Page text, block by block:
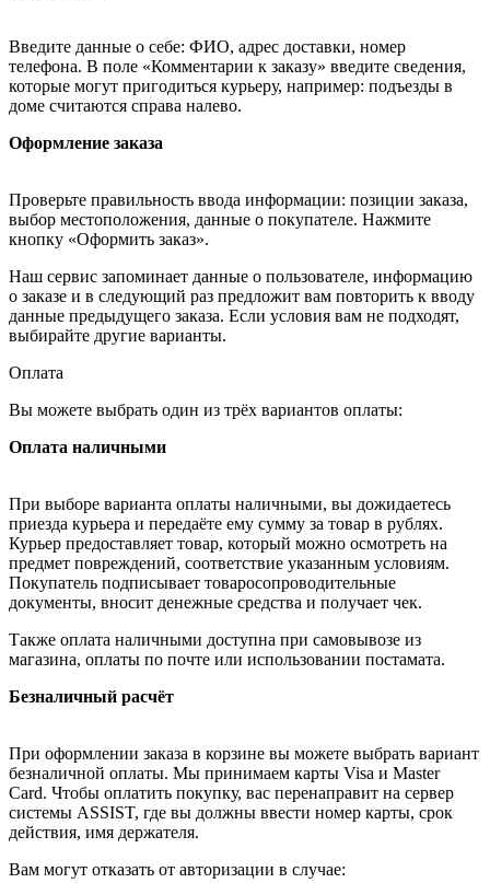
Введите данные о себе: ФИО, адрес доставки, номер
телефона. В поле «Комментарии к заказу» введите сведения,
которые могут пригодиться курьеру, например: подъезды в
доме считаются справа налево.
Оформление заказа
Проверьте правильность ввода информации: позиции заказа,
выбор местоположения, данные о покупателе. Нажмите
кнопку «Оформить заказ».
Наш сервис запоминает данные о пользователе, информацию
о заказе и в следующий раз предложит вам повторить к вводу
данные предыдущего заказа. Если условия вам не подходят,
выбирайте другие варианты.
Оплата
Вы можете выбрать один из трёх вариантов оплаты:
Оплата наличными
При выборе варианта оплаты наличными, вы дожидаетесь
приезда курьера и передаёте ему сумму за товар в рублях.
Курьер предоставляет товар, который можно осмотреть на
предмет повреждений, соответствие указанным условиям.
Покупатель подписывает товаросопроводительные
документы, вносит денежные средства и получает чек.
Также оплата наличными доступна при самовывозе из
магазина, оплаты по почте или использовании постамата.
Безналичный расчёт
При оформлении заказа в корзине вы можете выбрать вариант
безналичной оплаты. Мы принимаем карты Visa и Master
Card. Чтобы оплатить покупку, вас перенаправит на сервер
системы ASSIST, где вы должны ввести номер карты, срок
действия, имя держателя.
Вам могут отказать от авторизации в случае: